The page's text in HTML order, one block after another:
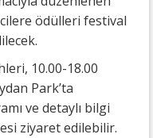
ödülleri festival
10.00-18.00
Park’ta
ve detaylı bilgi
ziyaret edilebilir.